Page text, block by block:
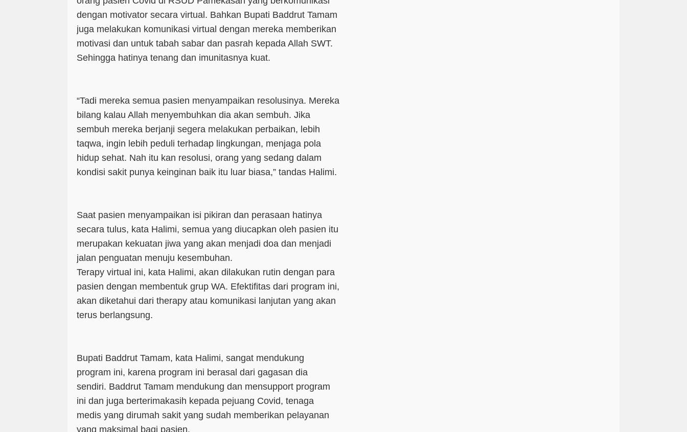
dengan motivator secara virtual. Bahkan Bupati Baddrut Tamam
juga melakukan komunikasi virtual dengan mereka memberikan
motivasi dan untuk tabah sabar dan pasrah kepada Allah SWT.
Sehingga hatinya tenang dan imunitasnya kuat.
“Tadi mereka semua pasien menyampaikan resolusinya. Mereka
bilang kalau Allah menyembuhkan dia akan sembuh. Jika
sembuh mereka berjanji segera melakukan perbaikan, lebih
taqwa, ingin lebih peduli terhadap lingkungan, menjaga pola
hidup sehat. Nah itu kan resolusi, orang yang sedang dalam
kondisi sakit punya keinginan baik itu luar biasa,” tandas Halimi.
Saat pasien menyampaikan isi pikiran dan perasaan hatinya
secara tulus, kata Halimi, semua yang diucapkan oleh pasien itu
merupakan kekuatan jiwa yang akan menjadi doa dan menjadi
jalan penguatan menuju kesembuhan.
Terapy virtual ini, kata Halimi, akan dilakukan rutin dengan para
pasien dengan membentuk grup WA. Efektifitas dari program ini,
akan diketahui dari therapy atau komunikasi lanjutan yang akan
terus berlangsung.
Bupati Baddrut Tamam, kata Halimi, sangat mendukung
program ini, karena program ini berasal dari gagasan dia
sendiri. Baddrut Tamam mendukung dan mensupport program
ini dan juga berterimakasih kepada pejuang Covid, tenaga
medis yang dirumah sakit yang sudah memberikan pelayanan
yang maksimal bagi pasien.